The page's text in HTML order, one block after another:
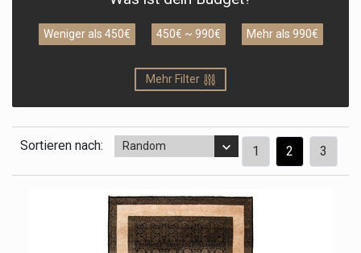
Weniger als 450€ 450€ ~ 990€ Mehr als 990€
Mehr Filter
Sortieren nach: Random 1 2 3